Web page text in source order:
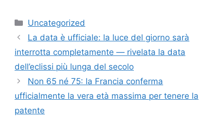
Categorie
Uncategorized
La data è ufficiale: la luce del giorno sarà
interrotta completamente — rivelata la data
dell’eclissi più lunga del secolo
Non 65 né 75: la Francia conferma
ufficialmente la vera età massima per tenere la
patente